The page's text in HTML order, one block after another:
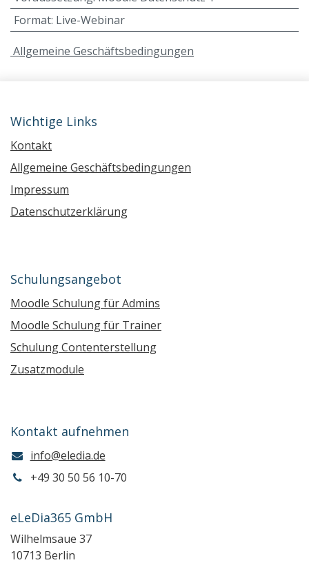
Format: Live-Webinar
Allgemeine Geschäftsbedingungen
Wichtige Links
Kontakt
Allgemeine Geschäftsbedingungen
Impressum
Datenschutzerklärung
Schulungsangebot
Moodle Schulung für Admins
Moodle Schulung für Trainer
Schulung Contenterstellung
Zusatzmodule
Kontakt aufnehmen
info@eledia.de
+49 30 50 56 10-70
eLeDia365 GmbH
Wilhelmsaue 37
10713 Berlin